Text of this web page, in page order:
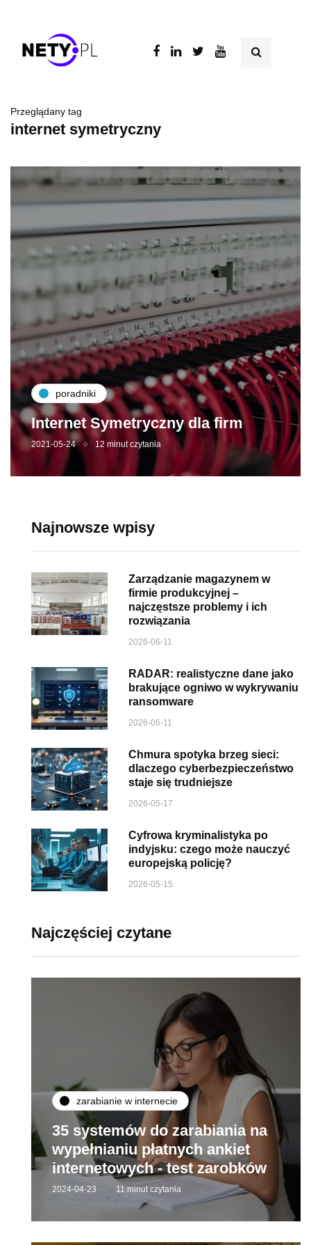
Przeglądany tag
internet symetryczny
poradniki
Internet Symetryczny dla firm
2021-05-24 12 minut czytania
Najnowsze wpisy
Zarządzanie magazynem w
firmie produkcyjnej –
najczęstsze problemy i ich
rozwiązania
2026-06-11
RADAR: realistyczne dane jako
brakujące ogniwo w wykrywaniu
ransomware
2026-06-11
Chmura spotyka brzeg sieci:
dlaczego cyberbezpieczeństwo
staje się trudniejsze
2026-05-17
Cyfrowa kryminalistyka po
indyjsku: czego może nauczyć
europejską policję?
2026-05-15
Najczęściej czytane
zarabianie w internecie
35 systemów do zarabiania na
wypełnianiu płatnych ankiet
internetowych - test zarobków
2024-04-23 11 minut czytania